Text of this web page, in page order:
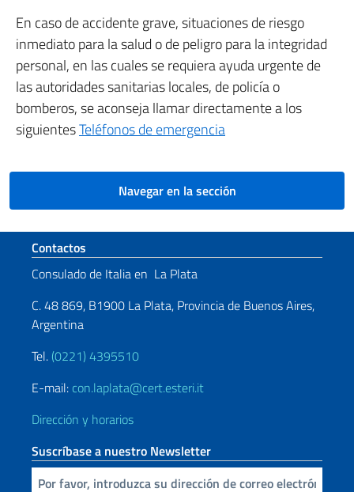
En caso de accidente grave, situaciones de riesgo
inmediato para la salud o de peligro para la integridad
personal, en las cuales se requiera ayuda urgente de
las autoridades sanitarias locales, de policía o
bomberos, se aconseja llamar directamente a los
siguientesTeléfonos de emergencia
Navegar en la sección
Sezione footer
Contactos
Consulado de Italia en La Plata
C. 48 869, B1900 La Plata, Provincia de Buenos Aires,
Argentina
Tel. (0221) 4395510
E-mail: con.laplata@cert.esteri.it
Dirección y horarios
Suscríbase a nuestro Newsletter
Inserta tu correo electronico